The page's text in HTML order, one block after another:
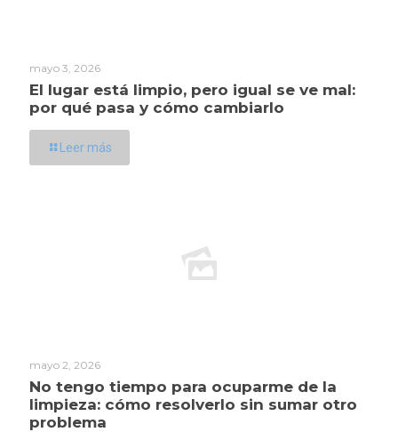
mayo 3, 2026
El lugar está limpio, pero igual se ve mal:
por qué pasa y cómo cambiarlo
Leer más
mayo 2, 2026
No tengo tiempo para ocuparme de la
limpieza: cómo resolverlo sin sumar otro
problema